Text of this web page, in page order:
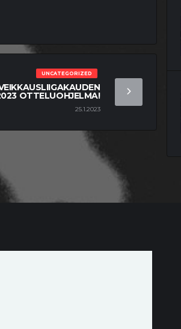
UNCATEGORIZED
OTTELUOHJELMA!
25.1.2023